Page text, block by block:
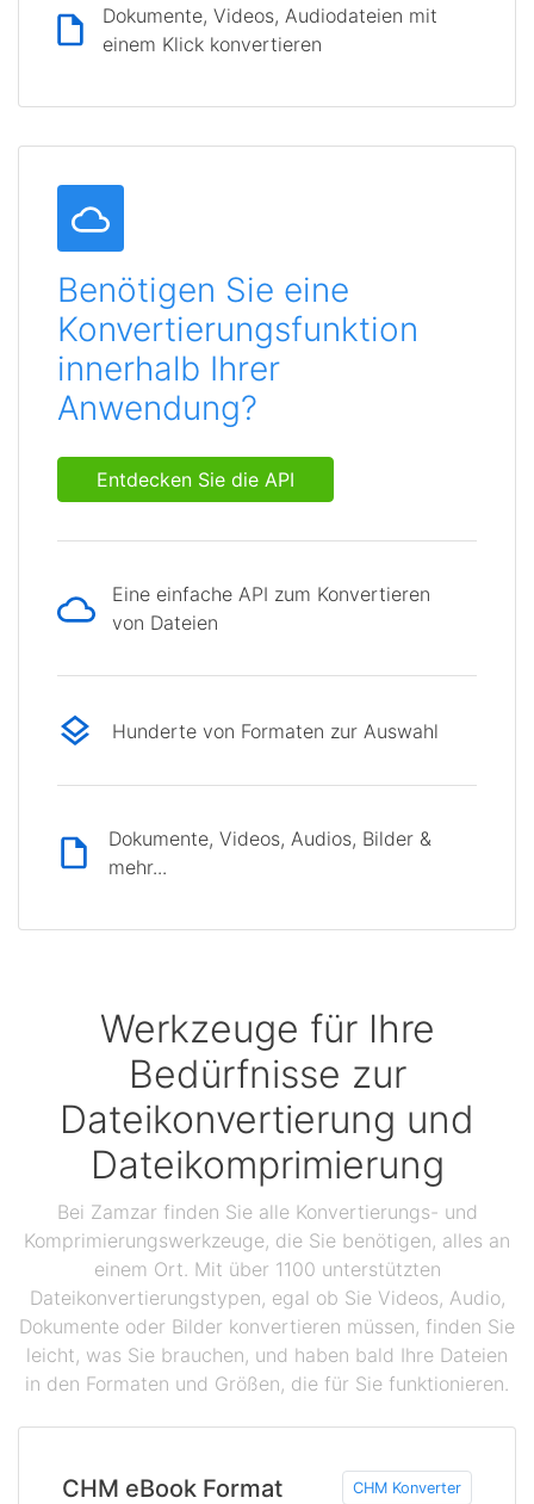
Dokumente, Videos, Audiodateien mit
einem Klick konvertieren
Benötigen Sie eine
Konvertierungsfunktion
innerhalb Ihrer
Anwendung?
Entdecken Sie die API
Eine einfache API zum Konvertieren
von Dateien
Hunderte von Formaten zur Auswahl
Dokumente, Videos, Audios, Bilder &
mehr...
Werkzeuge für Ihre
Bedürfnisse zur
Dateikonvertierung und
Dateikomprimierung
Bei Zamzar finden Sie alle Konvertierungs- und
Komprimierungswerkzeuge, die Sie benötigen, alles an
einem Ort. Mit über 1100 unterstützten
Dateikonvertierungstypen, egal ob Sie Videos, Audio,
Dokumente oder Bilder konvertieren müssen, finden Sie
leicht, was Sie brauchen, und haben bald Ihre Dateien
in den Formaten und Größen, die für Sie funktionieren.
CHM eBook Format CHM Konverter